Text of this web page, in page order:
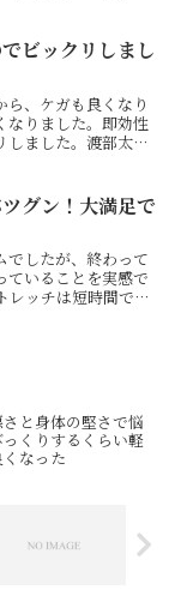
ができないこともあ
や疲れ...
ビックリしまし
、ケガも良くなり
なりました。即効性
しました。渡部太基
でお悩みのお客さま
たい...
グン！大満足で
でしたが、終わって
ていることを実感で
レッチは短時間で効
と身体の堅さで悩
くりするくらい軽
なった